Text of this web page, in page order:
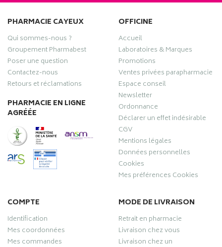
PHARMACIE CAYEUX
Qui sommes-nous ?
Groupement Pharmabest
Poser une question
Contactez-nous
Retours et réclamations
PHARMACIE EN LIGNE
AGRÉÉE
OFFICINE
Accueil
Laboratoires & Marques
Promotions
Ventes privées parapharmacie
Espace conseil
Newsletter
Ordonnance
Déclarer un effet indésirable
CGV
Mentions légales
Données personnelles
Cookies
Mes préférences Cookies
COMPTE
Identification
Mes coordonnées
Mes commandes
MODE DE LIVRAISON
Retrait en pharmacie
Livraison chez vous
Livraison chez un